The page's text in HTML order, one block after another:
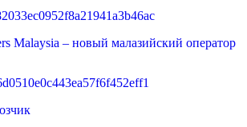
Malaysia – новый малазийский оператор